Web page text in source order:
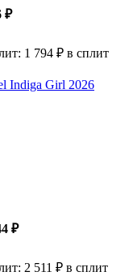
₽
1 794 ₽ в сплит
Indiga Girl 2026
₽
2 511 ₽ в сплит